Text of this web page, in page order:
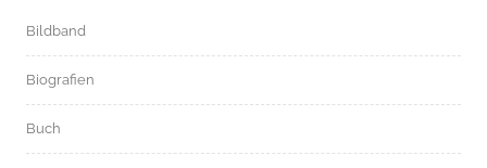
Bildband
Biografien
Buch